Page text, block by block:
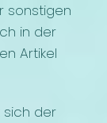
sonstigen
in der
Artikel
der